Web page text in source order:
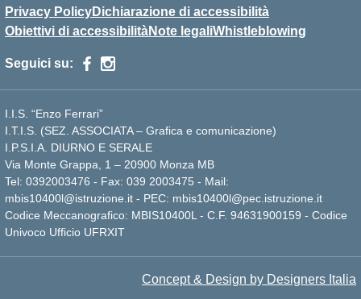
Privacy PolicyDichiarazione di accessibilità
Obiettivi di accessibilitàNote legaliWhistleblowing
Seguici su:
I.I.S. “Enzo Ferrari”
I.T.I.S. (SEZ. ASSOCIATA – Grafica e comunicazione)
I.P.S.I.A. DIURNO E SERALE
Via Monte Grappa, 1 – 20900 Monza MB
Tel: 0392003476 - Fax: 039 2003475 - Mail:
mbis10400l@istruzione.it - PEC: mbis10400l@pec.istruzione.it
Codice Meccanografico: MBIS10400L - C.F. 94631900159 - Codice
Univoco Ufficio UFRXIT
Concept & Design by Designers Italia